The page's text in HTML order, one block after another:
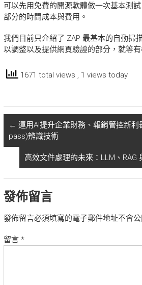
可以先用免費的開源軟體做一次基本測
部分的時間成本與費用。
我們目前只介紹了 ZAP 最基本的自動掃
以調整以及提供網頁驗證的部分，就等有
1671 total views , 1 views today
← 運用AI提升企業財務、報銷管控新
pass)辨識技術
高效文件處理的未來：LLM、RAG
發佈留言
發佈留言必須填寫的電子郵件地址不會公
留言 *